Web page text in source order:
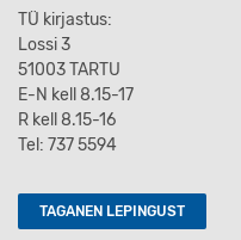
TÜ kirjastus:
Lossi 3
51003 TARTU
E-N kell 8.15-17
R kell 8.15-16
Tel: 737 5594
TAGANEN LEPINGUST